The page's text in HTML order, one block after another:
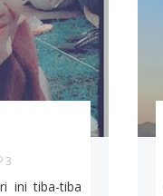
3
ini tiba-tiba